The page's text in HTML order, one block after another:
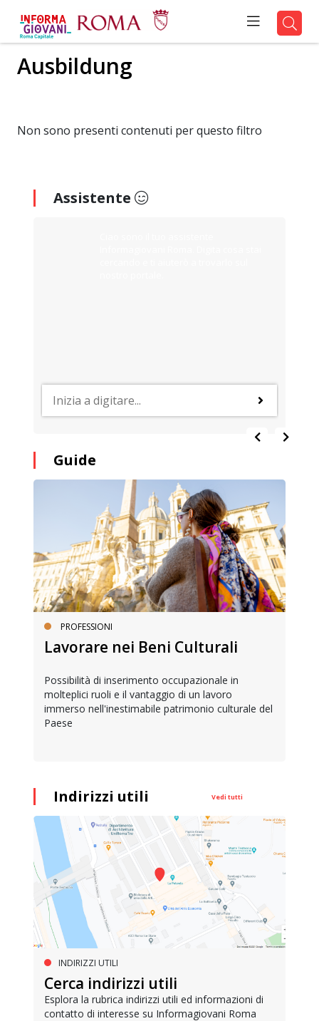
Ausbildung
Non sono presenti contenuti per questo filtro
Assistente
Guide
PROFESSIONI
Lavorare nei Beni Culturali
Possibilità di inserimento occupazionale in
molteplici ruoli e il vantaggio di un lavoro
immerso nell'inestimabile patrimonio culturale del
Paese
Indirizzi utili Vedi tutti
INDIRIZZI UTILI
Cerca indirizzi utili
Esplora la rubrica indirizzi utili ed informazioni di
contatto di interesse su Informagiovani Roma